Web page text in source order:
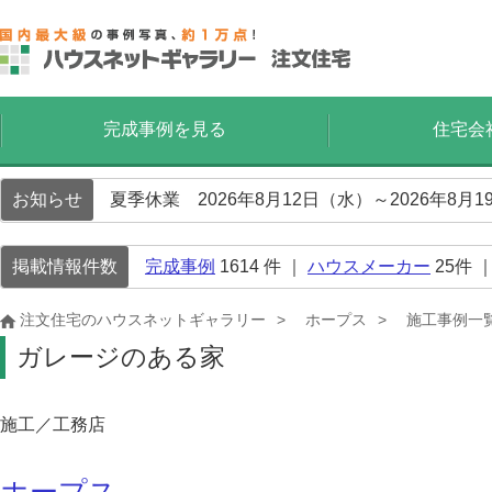
完成事例を見る 住宅会
お知らせ 夏季休業 2026年8月12日（水）～2026年8月
掲載情報件数 完成事例 1614 件 ｜ ハウスメーカー 25件
注文住宅のハウスネットギャラリー ホープス 施工事例一
ガレージのある家
施工／工務店